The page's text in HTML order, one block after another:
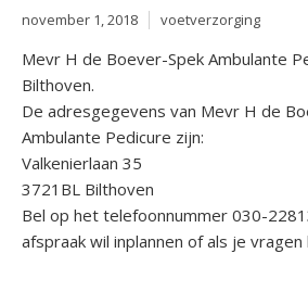
november 1, 2018 voetverzorging
Mevr H de Boever-Spek Ambulante
Bilthoven.
De adresgegevens van Mevr H de
Ambulante Pedicure zijn:
Valkenierlaan 35
3721BL Bilthoven
Bel op het telefoonnummer 030-
afspraak wil inplannen of als je vragen